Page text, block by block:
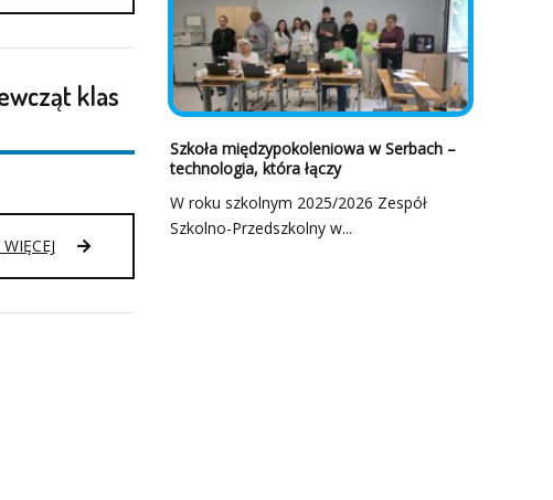
PIŁCE
DZIEWCZĄT
I
KLAS
BIAŁOŁĘCE
klas
MISTRZOSTWA
PIŁCE
Szkoła międzypokoleniowa w Serbach –
technologia, która łączy
W roku szkolnym 2025/2026 Zespół
Szkolno-Przedszkolny w...